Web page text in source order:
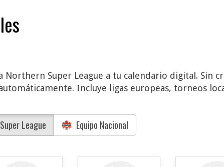
Super League a tu calendario digital. Sin
Incluye ligas europeas, torneos
League Equipo Nacional